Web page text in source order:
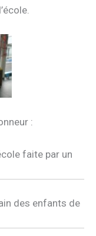
:
faite par un
des enfants de